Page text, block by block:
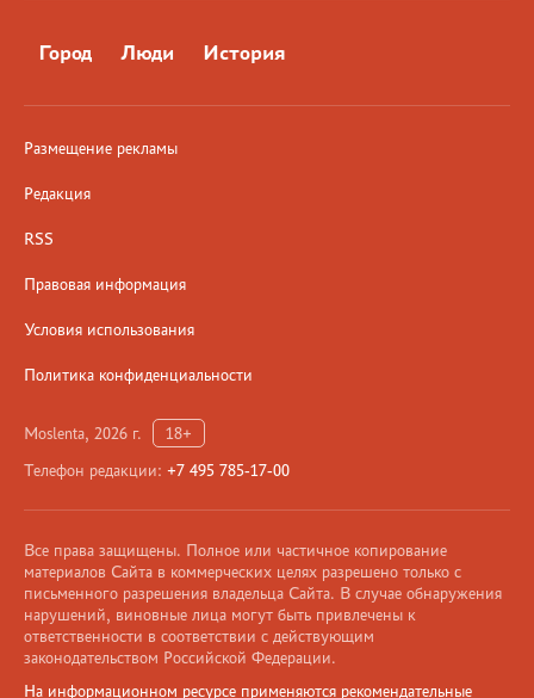
Город Люди История
Размещение рекламы
Редакция
RSS
Правовая информация
Условия использования
Политика конфиденциальности
Moslenta, 2026 г.
18+
Телефон редакции: +7 495 785-17-00
Все права защищены. Полное или частичное копирование
материалов Сайта в коммерческих целях разрешено только с
письменного разрешения владельца Сайта. В случае обнаружения
нарушений, виновные лица могут быть привлечены к
ответственности в соответствии с действующим
законодательством Российской Федерации.
На информационном ресурсе применяются рекомендательные